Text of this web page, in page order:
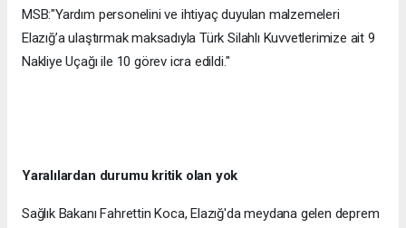
MSB:"Yardım personelini ve ihtiyaç duyulan malzemeleri
Elazığ’a ulaştırmak maksadıyla Türk Silahlı Kuvvetlerimize ait 9
Nakliye Uçağı ile 10 görev icra edildi."
Yaralılardan durumu kritik olan yok
Sağlık Bakanı Fahrettin Koca, Elazığ'da meydana gelen deprem